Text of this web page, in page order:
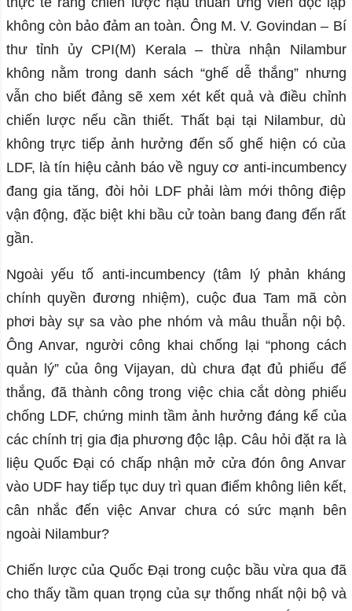
không còn bảo đảm an toàn. Ông M. V. Govindan – Bí
thư tỉnh ủy CPI(M) Kerala – thừa nhận Nilambur
không nằm trong danh sách “ghế dễ thắng” nhưng
vẫn cho biết đảng sẽ xem xét kết quả và điều chỉnh
chiến lược nếu cần thiết. Thất bại tại Nilambur, dù
không trực tiếp ảnh hưởng đến số ghế hiện có của
LDF, là tín hiệu cảnh báo về nguy cơ anti-incumbency
đang gia tăng, đòi hỏi LDF phải làm mới thông điệp
vận động, đặc biệt khi bầu cử toàn bang đang đến rất
gần.
Ngoài yếu tố anti-incumbency (tâm lý phản kháng
chính quyền đương nhiệm), cuộc đua Tam mã còn
phơi bày sự sa vào phe nhóm và mâu thuẫn nội bộ.
Ông Anvar, người công khai chống lại “phong cách
quản lý” của ông Vijayan, dù chưa đạt đủ phiếu để
thắng, đã thành công trong việc chia cắt dòng phiếu
chống LDF, chứng minh tầm ảnh hưởng đáng kể của
các chính trị gia địa phương độc lập. Câu hỏi đặt ra là
liệu Quốc Đại có chấp nhận mở cửa đón ông Anvar
vào UDF hay tiếp tục duy trì quan điểm không liên kết,
cân nhắc đến việc Anvar chưa có sức mạnh bên
ngoài Nilambur?
Chiến lược của Quốc Đại trong cuộc bầu vừa qua đã
cho thấy tầm quan trọng của sự thống nhất nội bộ và